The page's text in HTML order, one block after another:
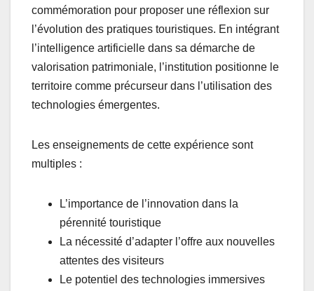
commémoration pour proposer une réflexion sur
l’évolution des pratiques touristiques. En intégrant
l’intelligence artificielle dans sa démarche de
valorisation patrimoniale, l’institution positionne le
territoire comme précurseur dans l’utilisation des
technologies émergentes.
Les enseignements de cette expérience sont
multiples :
L’importance de l’innovation dans la
pérennité touristique
La nécessité d’adapter l’offre aux nouvelles
attentes des visiteurs
Le potentiel des technologies immersives